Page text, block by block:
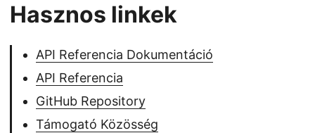
Hasznos linkek
API Referencia Dokumentáció
API Referencia
GitHub Repository
Támogató Közösség